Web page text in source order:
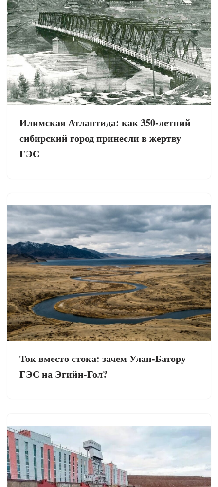
Илимская Атлантида: как 350-летний
сибирский город принесли в жертву
ГЭС
Ток вместо стока: зачем Улан-Батору
ГЭС на Эгийн-Гол?